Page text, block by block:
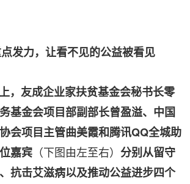
发力，让看不见的公益被看见
友成企业家扶贫基金会秘书长零
基金会项目部副部长曾盈溢、中国
会项目主管曲美霞和腾讯QQ全城助
嘉宾 （下图由左至右） 分别从留守
抗击艾滋病以及推动公益进步四个